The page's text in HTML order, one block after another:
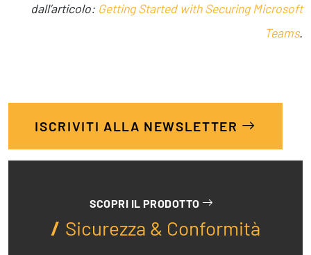
dall’articolo: Getting Started with Securing Microsoft
Teams.
ISCRIVITI ALLA NEWSLETTER
SCOPRI IL PRODOTTO
Sicurezza & Conformità